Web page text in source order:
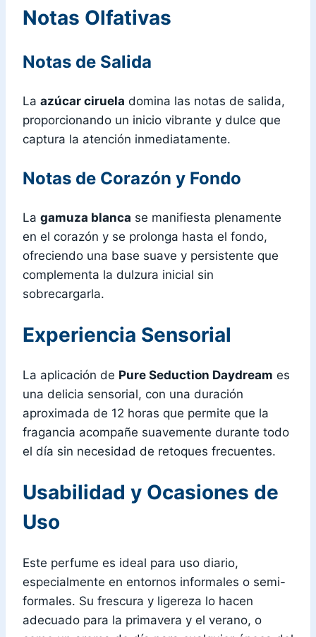
Notas Olfativas
Notas de Salida
La azúcar ciruela domina las notas de salida,
proporcionando un inicio vibrante y dulce que
captura la atención inmediatamente.
Notas de Corazón y Fondo
La gamuza blanca se manifiesta plenamente
en el corazón y se prolonga hasta el fondo,
ofreciendo una base suave y persistente que
complementa la dulzura inicial sin
sobrecargarla.
Experiencia Sensorial
La aplicación de Pure Seduction Daydream es
una delicia sensorial, con una duración
aproximada de 12 horas que permite que la
fragancia acompañe suavemente durante todo
el día sin necesidad de retoques frecuentes.
Usabilidad y Ocasiones de
Uso
Este perfume es ideal para uso diario,
especialmente en entornos informales o semi-
formales. Su frescura y ligereza lo hacen
adecuado para la primavera y el verano, o